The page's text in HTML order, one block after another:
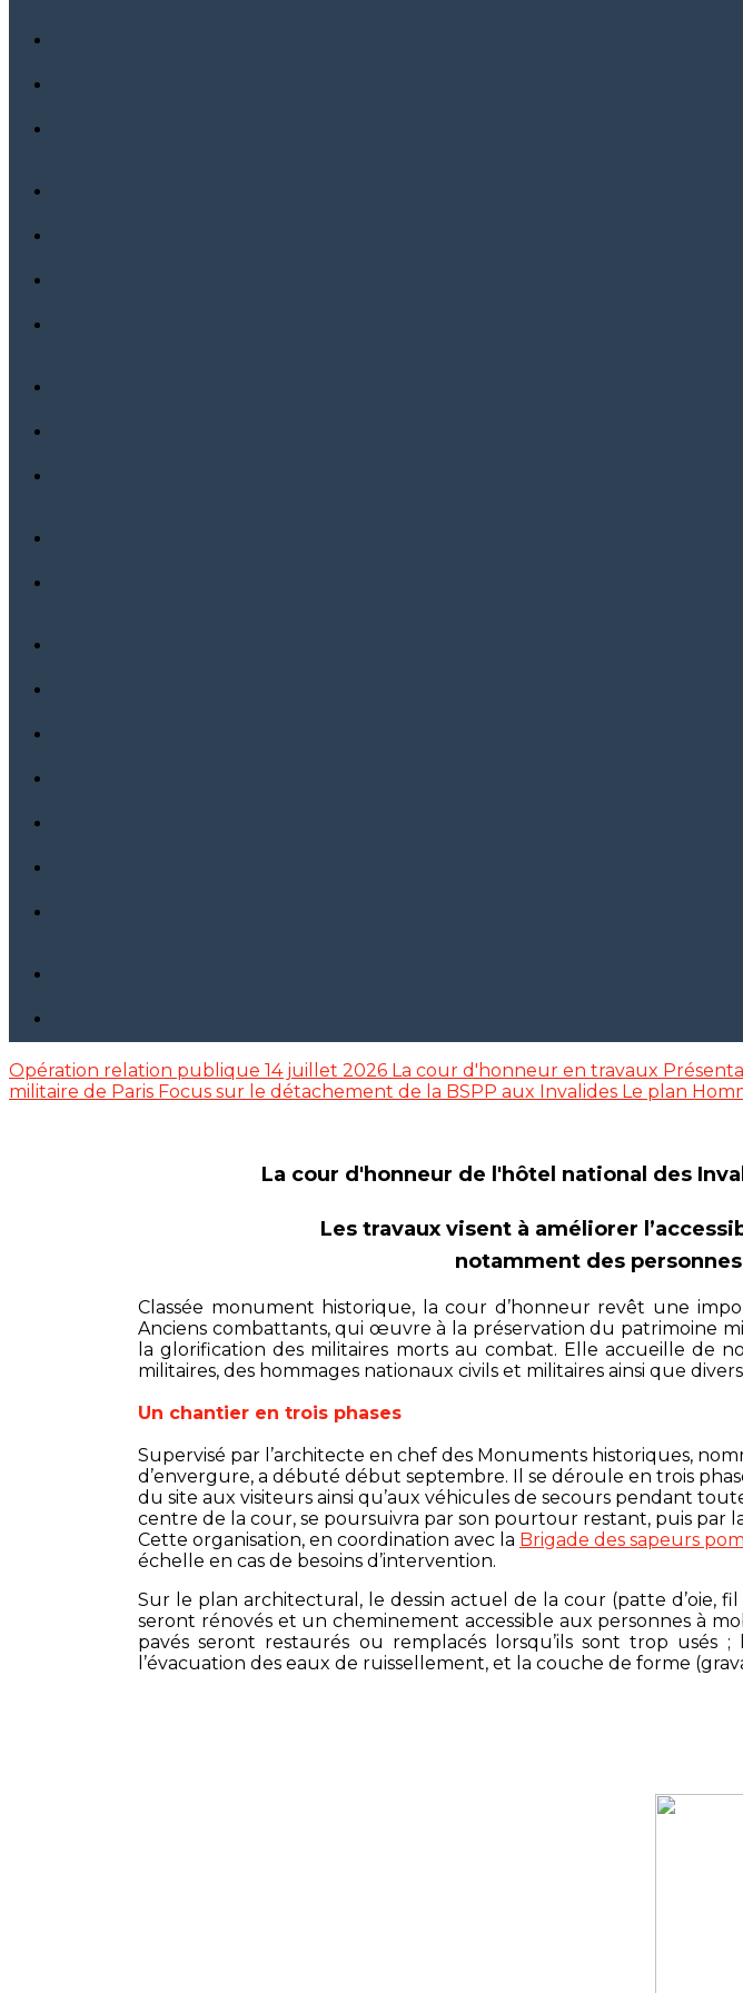
Opération relation publique 14 juillet 2026 La cour d'honneur en travaux
militaire de Paris Focus sur le détachement de la BSPP aux Invalides Le plan
La cour d'honneur de l'hôtel national des
Les travaux visent à améliorer
notamment des
Classée monument historique, la cour d’honneur revêt une
Anciens combattants, qui œuvre à la préservation du patrimoine
la glorification des militaires morts au combat. Elle accueille de
militaires, des hommages nationaux civils et militaires ainsi que
Un chantier en trois phases
Supervisé par l’architecte en chef des Monuments historiques,
d’envergure, a débuté début septembre. Il se déroule en trois
du site aux visiteurs ainsi qu’aux véhicules de secours pendant
centre de la cour, se poursuivra par son pourtour restant, puis par
Cette organisation, en coordination avec la Brigade des sapeurs
échelle en cas de besoins d’intervention.
Sur le plan architectural, le dessin actuel de la cour (patte d’oie,
seront rénovés et un cheminement accessible aux personnes à
pavés seront restaurés ou remplacés lorsqu’ils sont trop usés
l’évacuation des eaux de ruissellement, et la couche de forme